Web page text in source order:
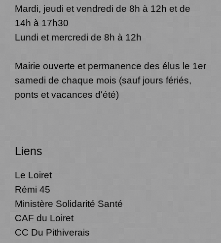
Mardi, jeudi et vendredi de 8h à 12h et de
14h à 17h30
Lundi et mercredi de 8h à 12h
Mairie ouverte et permanence des élus le 1er
samedi de chaque mois (sauf jours fériés,
ponts et vacances d'été)
Liens
Le Loiret
Rémi 45
Ministère Solidarité Santé
CAF du Loiret
CC Du Pithiverais